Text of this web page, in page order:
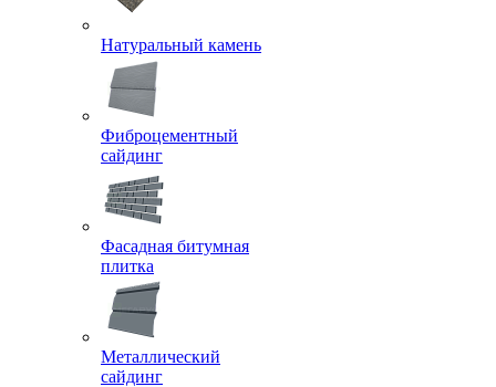
Натуральный камень
Фиброцементный
сайдинг
Фасадная битумная
плитка
Металлический
сайдинг